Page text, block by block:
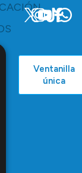
Ventanilla
única